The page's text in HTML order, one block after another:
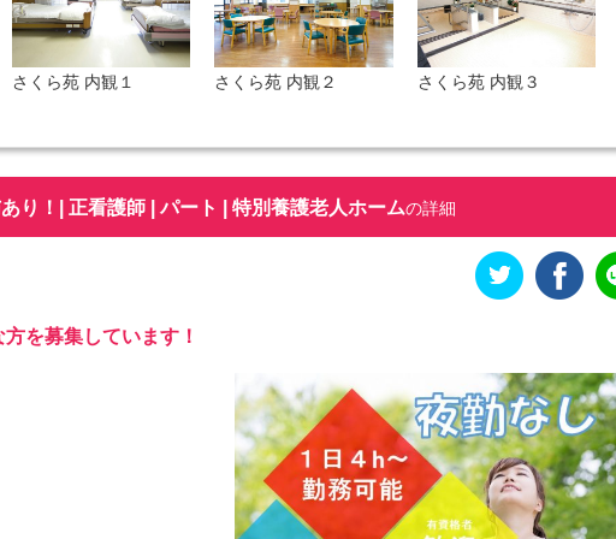
さくら苑 内観１ さくら苑 内観２ さくら苑 内観３
り！| 正看護師 | パート | 特別養護老人ホームの詳細
を募集しています！